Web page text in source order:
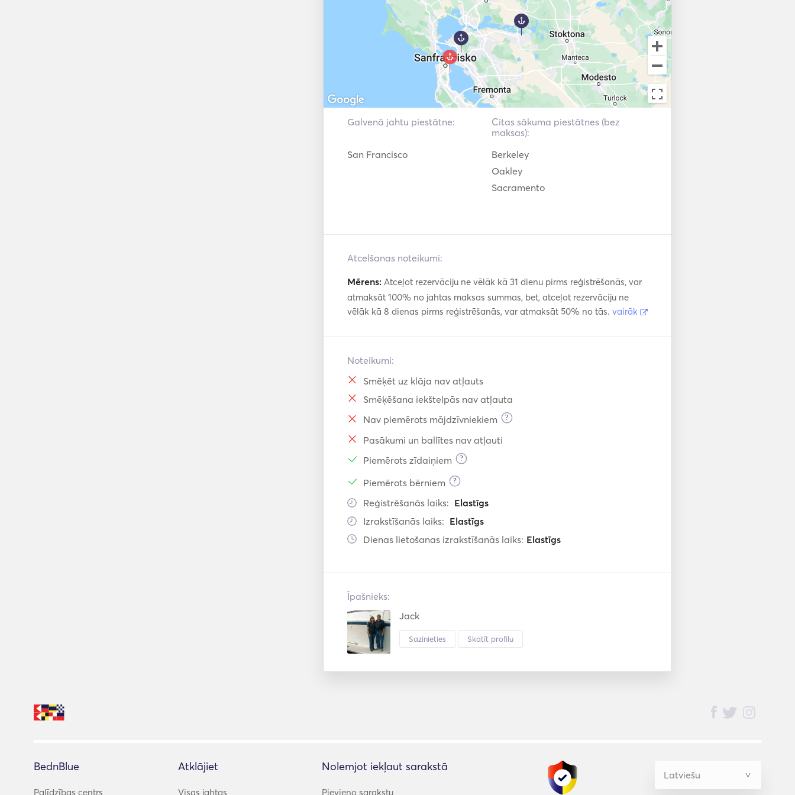
Galvenā jahtu piestātne:
San Francisco
Citas sākuma piestātnes (bez
maksas):
Berkeley
Oakley
Sacramento
Atcelšanas noteikumi:
Mērens: Atceļot rezervāciju ne vēlāk kā 31 dienu pirms reģistrēšanās, var
atmaksāt 100% no jahtas maksas summas, bet, atceļot rezervāciju ne
vēlāk kā 8 dienas pirms reģistrēšanās, var atmaksāt 50% no tās. vairāk
Noteikumi:
Smēķēt uz klāja nav atļauts
Smēķēšana iekštelpās nav atļauta
Nav piemērots mājdzīvniekiem
?
Pasākumi un ballītes nav atļauti
Piemērots zīdaiņiem
?
Piemērots bērniem ?
Reģistrēšanās laiks: Elastīgs
Izrakstīšanās laiks: Elastīgs
Dienas lietošanas izrakstīšanās laiks: Elastīgs
Īpašnieks:
Jack
Sazinieties Skatīt profilu
BednBlue
Palīdzības centrs
Atklājiet
Visas jahtas
Nolemjot iekļaut sarakstā
Pievieno sarakstu